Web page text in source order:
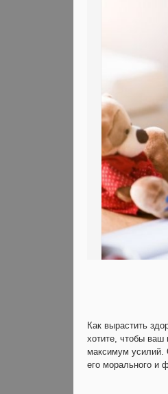
Как вырастить
хотите, чтобы
максимум усилий.
его морального и